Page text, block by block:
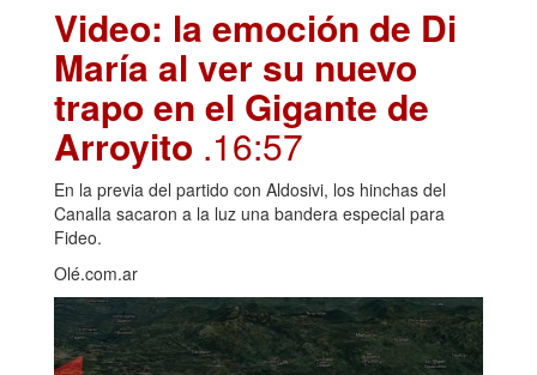
Video: la emoción de Di
María al ver su nuevo
trapo en el Gigante de
Arroyito .16:57
En la previa del partido con Aldosivi, los hinchas del
Canalla sacaron a la luz una bandera especial para
Fideo.
Olé.com.ar